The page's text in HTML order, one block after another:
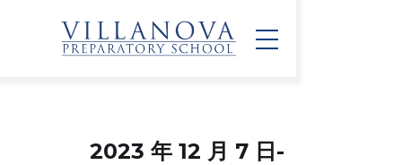
2023 年 12 月 7 日-